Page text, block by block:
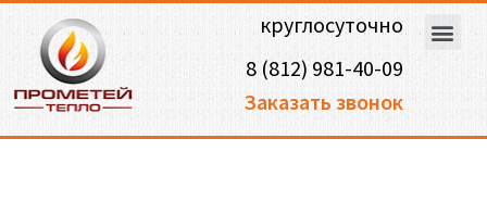
круглосуточно
8 (812) 981-40-09
Заказать звонок